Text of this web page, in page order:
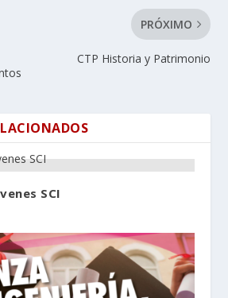
PRÓXIMO
CTP Historia y Patrimonio
SCI